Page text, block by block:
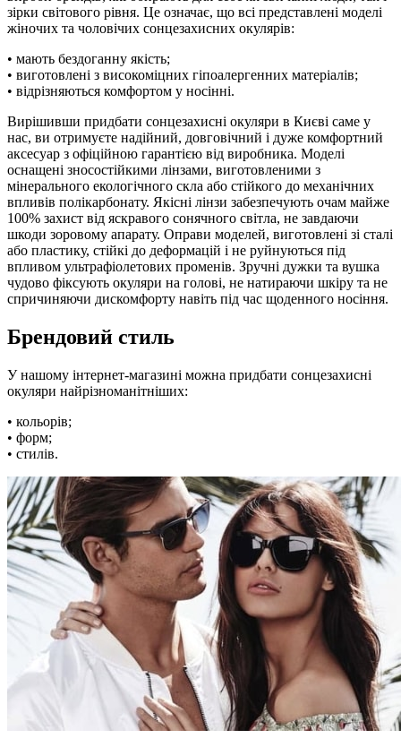
зірки світового рівня. Це означає, що всі представлені моделі
жіночих та чоловічих сонцезахисних окулярів:
• мають бездоганну якість;
• виготовлені з високоміцних гіпоалергенних матеріалів;
• відрізняються комфортом у носінні.
Вирішивши придбати сонцезахисні окуляри в Києві саме у
нас, ви отримуєте надійний, довговічний і дуже комфортний
аксесуар з офіційною гарантією від виробника. Моделі
оснащені зносостійкими лінзами, виготовленими з
мінерального екологічного скла або стійкого до механічних
впливів полікарбонату. Якісні лінзи забезпечують очам майже
100% захист від яскравого сонячного світла, не завдаючи
шкоди зоровому апарату. Оправи моделей, виготовлені зі сталі
або пластику, стійкі до деформацій і не руйнуються під
впливом ультрафіолетових променів. Зручні дужки та вушка
чудово фіксують окуляри на голові, не натираючи шкіру та не
спричиняючи дискомфорту навіть під час щоденного носіння.
Брендовий стиль
У нашому інтернет-магазині можна придбати сонцезахисні
окуляри найрізноманітніших:
• кольорів;
• форм;
• стилів.